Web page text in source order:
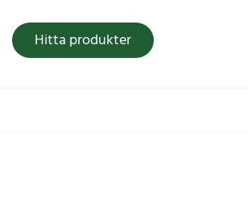
Hitta produkter